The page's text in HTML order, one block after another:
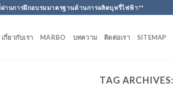
านการฝึกอบรมมาตรฐานด้านการผลิตบุหรี่ไฟฟ้า**
เกี่ยวกับเรา MARBO บทความ ติดต่อเรา SITEMAP
TAG ARCHIVES: